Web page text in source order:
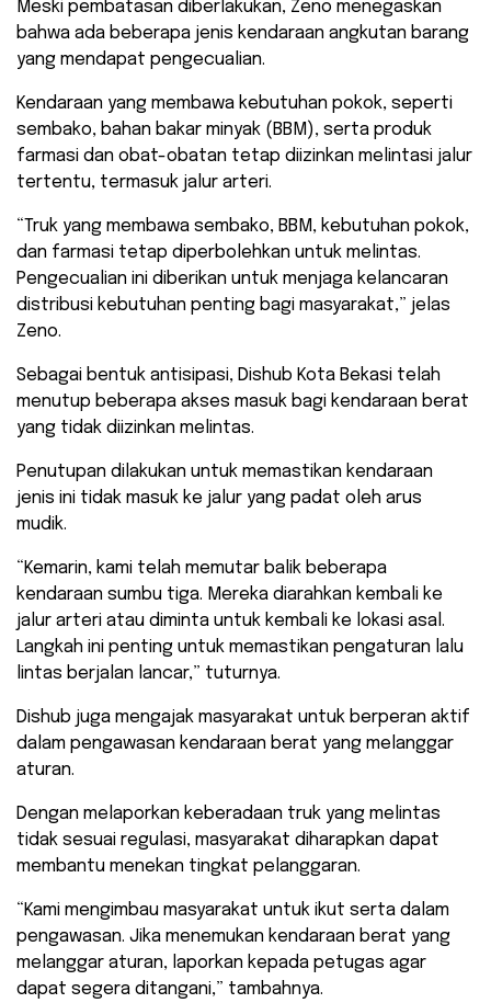
Meski pembatasan diberlakukan, Zeno menegaskan
bahwa ada beberapa jenis kendaraan angkutan barang
yang mendapat pengecualian.
Kendaraan yang membawa kebutuhan pokok, seperti
sembako, bahan bakar minyak (BBM), serta produk
farmasi dan obat-obatan tetap diizinkan melintasi jalur
tertentu, termasuk jalur arteri.
“Truk yang membawa sembako, BBM, kebutuhan pokok,
dan farmasi tetap diperbolehkan untuk melintas.
Pengecualian ini diberikan untuk menjaga kelancaran
distribusi kebutuhan penting bagi masyarakat,” jelas
Zeno.
Sebagai bentuk antisipasi, Dishub Kota Bekasi telah
menutup beberapa akses masuk bagi kendaraan berat
yang tidak diizinkan melintas.
Penutupan dilakukan untuk memastikan kendaraan
jenis ini tidak masuk ke jalur yang padat oleh arus
mudik.
“Kemarin, kami telah memutar balik beberapa
kendaraan sumbu tiga. Mereka diarahkan kembali ke
jalur arteri atau diminta untuk kembali ke lokasi asal.
Langkah ini penting untuk memastikan pengaturan lalu
lintas berjalan lancar,” tuturnya.
Dishub juga mengajak masyarakat untuk berperan aktif
dalam pengawasan kendaraan berat yang melanggar
aturan.
Dengan melaporkan keberadaan truk yang melintas
tidak sesuai regulasi, masyarakat diharapkan dapat
membantu menekan tingkat pelanggaran.
“Kami mengimbau masyarakat untuk ikut serta dalam
pengawasan. Jika menemukan kendaraan berat yang
melanggar aturan, laporkan kepada petugas agar
dapat segera ditangani,” tambahnya.